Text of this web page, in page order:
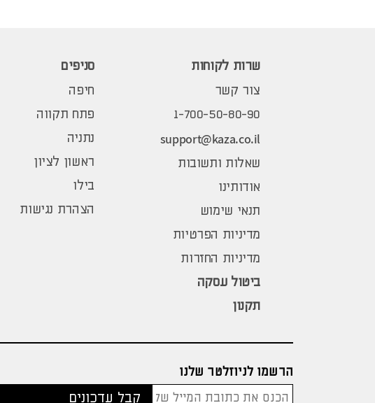
שרות לקוחות
צור קשר
1-700-50-80-90
support@kaza.co.il
שאלות ותשובות
אודותינו
תנאי שימוש
מדיניות הפרטיות
מדיניות החזרות
ביטול עסקה
תקנון
סניפים
חיפה
פתח תקווה
נתניה
ראשון לציון
בילו
הצהרת נגישות
הרשמו לניוזלטר שלנו